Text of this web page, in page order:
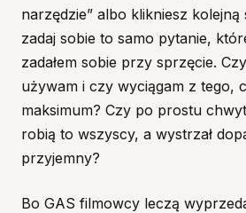
narzędzie” albo klikniesz
zadaj sobie to samo pytanie,
zadałem sobie przy sprzęcie.
używam i czy wyciągam z tego,
maksimum? Czy po prostu
robią to wszyscy, a wystrzał
przyjemny?
Bo GAS filmowcy leczą